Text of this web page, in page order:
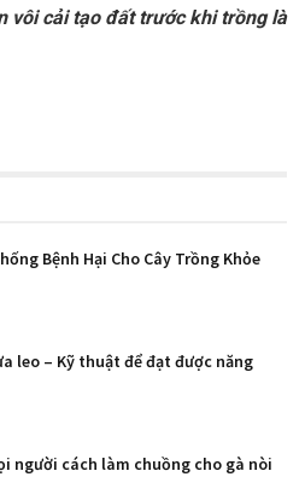
vôi cải tạo đất trước khi trồng là
Bệnh Hại Cho Cây Trồng Khỏe
leo – Kỹ thuật để đạt được năng
người cách làm chuồng cho gà nòi